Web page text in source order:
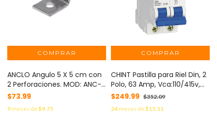
ANCLO Angulo 5 X 5 cm con
2 Perforaciones. MOD: ANC-
HC01
$73.99
9meses de$9.75
CHINT Pastilla para Riel Din, 2
Polo, 63 Amp, Vca:110/415v,
6kA, Catálogo: NXB632PC63,
Serie: NXB-63. MOD:
NXB632PC63
$249.99 $352.09
24meses de$15.11